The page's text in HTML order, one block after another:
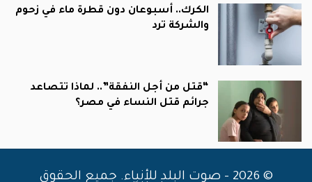
الكرك.. أسبوعان دون قطرة ماء في زحوم
والشركة ترد
“قتل من أجل النفقة”.. لماذا تتصاعد
جرائم قتل النساء في مصر؟
© 2026 - صوت البلد للأنباء. جميع الحقوق